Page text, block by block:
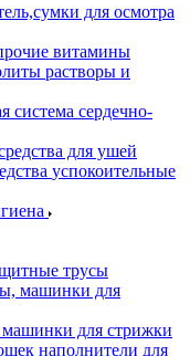
для осмотра
витамины
растворы и
сердечно-
для ушей
успокоительные
трусы
для стрижки
наполнители для